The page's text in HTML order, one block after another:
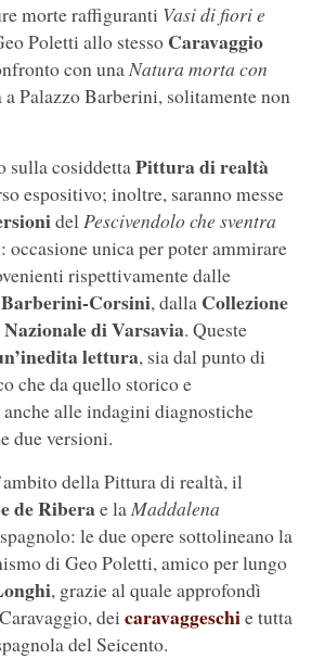
morte raffiguranti Vasi di fiori e
Poletti allo stessoCaravaggio
con unaNatura morta con
a Palazzo Barberini, solitamente non
sulla cosiddettaPittura di realtà
espositivo; inoltre, saranno messe
delPescivendolo che sventra
: occasione unica per poter ammirare
rispettivamente dalle
Corsini, dallaCollezione
di Varsavia. Queste
lettura, sia dal punto di
che da quello storico e
alle indagini diagnostiche
due versioni.
della Pittura di realtà, il
de Riberae laMaddalena
le due opere sottolineano la
di Geo Poletti, amico per lungo
, grazie al quale approfondì
dei caravaggeschie tutta
del Seicento.